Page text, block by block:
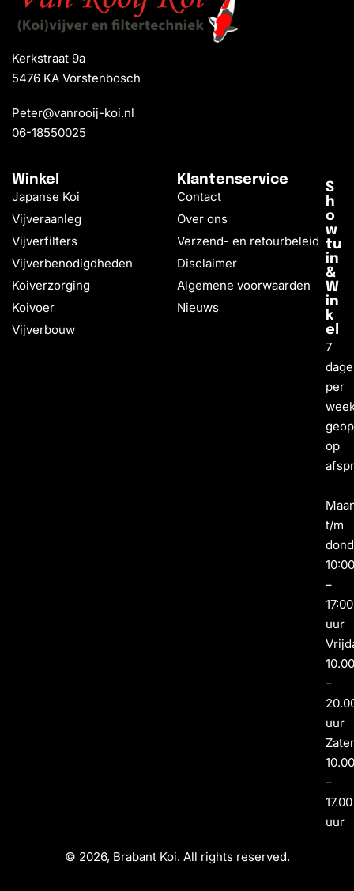
Kerkstraat 9a
5476 KA Vorstenbosch
Peter@vanrooij-koi.nl
06-18550025
Winkel
Japanse Koi
Vijveraanleg
Vijverfilters
Vijverbenodigdheden
Koiverzorging
Koivoer
Vijverbouw
Klantenservice
Contact
Over ons
Verzend- en retourbeleid
Disclaimer
Algemene voorwaarden
Nieuws
S
h
o
w
tu
in
&
W
in
k
el
7
per
op
t/m
–
17:00
uur
–
uur
–
17.00
uur
© 2026, Brabant Koi. All rights reserved.